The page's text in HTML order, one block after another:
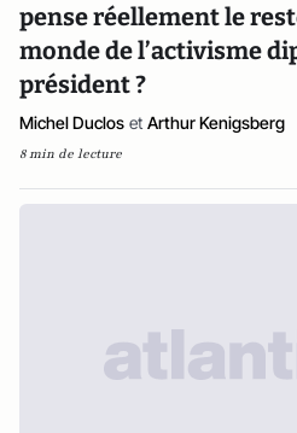
pense réellement le
monde de l’activisme
président ?
Michel Duclos et Arthur Kenigsberg
8 min de lecture